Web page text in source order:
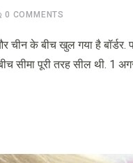
0 COMMENTS
के बीच खुल गया है बॉर्डर.
पूरी तरह सील थी. 1